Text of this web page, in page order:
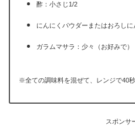
酢：小さじ1/2
にんにくパウダーまたはおろしに
ガラムマサラ：少々（お好みで）
※全ての調味料を混ぜて、レンジで40秒
スポンサ